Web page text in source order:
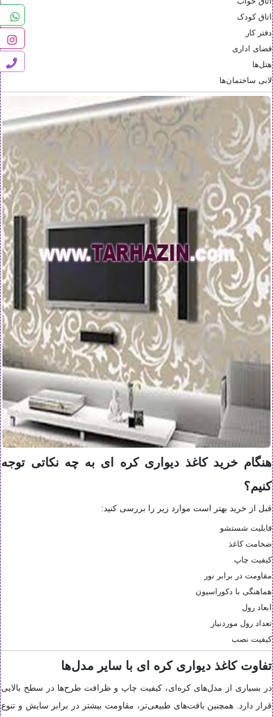
اتاق کودک
دفتر کار
فضای اداری
هتل‌ها
لابی ساختمان‌ها
هنگام خرید کاغذ دیواری کره ای به چه نکاتی توجه
کنیم؟
قبل از خرید بهتر است موارد زیر را بررسی کنید:
قابلیت شستشو
ضخامت کاغذ
کیفیت چاپ
مقاومت در برابر نور
هماهنگی با دکوراسیون
ابعاد رول
تعداد رول موردنیاز
کیفیت نصب
تفاوت کاغذ دیواری کره ای با سایر مدل‌ها
در بسیاری از مدل‌های کره‌ای، کیفیت چاپ و ظرافت طرح‌ها در سطح بالایی
قرار دارد. همچنین بافت‌های طبیعی‌تر، مقاومت بیشتر در برابر سایش و تنوع